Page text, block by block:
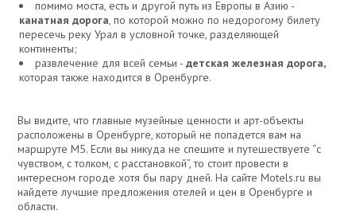
помимо моста, есть и другой путь из Европы в Азию -
канатная дорога, по которой можно по недорогому билету
пересечь реку Урал в условной точке, разделяющей
континенты;
развлечение для всей семьи - детская железная дорога,
которая также находится в Оренбурге.
Вы видите, что главные музейные ценности и арт-объекты
расположены в Оренбурге, который не попадется вам на
маршруте М5. Если вы никуда не спешите и путешествуете “с
чувством, с толком, с расстановкой”, то стоит провести в
интересном городе хотя бы пару дней. На сайте Motels.ru вы
найдете лучшие предложения отелей и цен в Оренбурге и
области.